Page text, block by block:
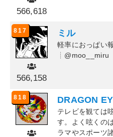
566,618
817
566,158
ミル
軽率におっぱい
┊@moo__miru
818 DRAGON
テレビを観ては
す。よく呟くの
ラマやスポーツ